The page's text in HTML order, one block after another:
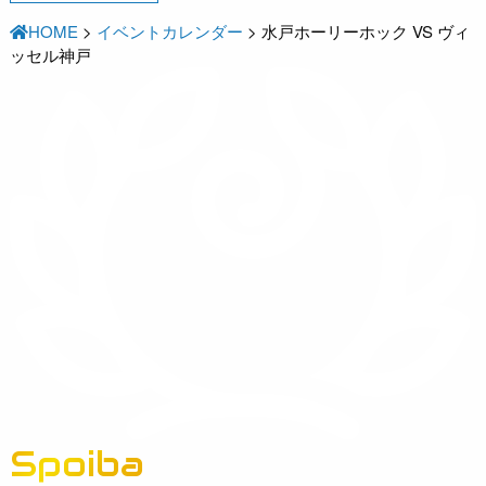
HOME > イベントカレンダー > 水戸ホーリーホック VS ヴィ
ッセル神戸
Spoiba